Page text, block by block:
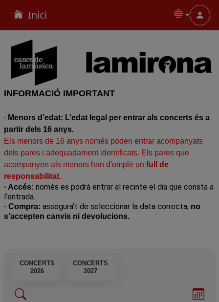
Inici
INFORMACIÓ IMPORTANT
· Menors d'edat: L’edat legal per entrar als concerts és a
partir dels 16 anys.
Els menors de 16 anys només poden entrar acompanyats
dels pares i adequadament identificats. Els pares que
acompanyen als menors han d'omplir un full de
responsabilitat.
· Accés: només es podrà entrar al recinte el dia que consta a
l’entrada.
· Compra: assegura’t de seleccionar la data correcta; no
s’accepten canvis ni devolucions.
CONCERTS
CONCERTS
2026
CONCERTS
2027